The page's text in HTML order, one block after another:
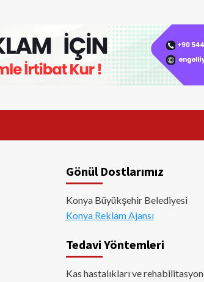
Gönül Dostlarımız
Konya Büyükşehir Belediyesi
Konya Reklam Ajansı
Tedavi Yöntemleri
Kas hastalıkları ve rehabilitasyon